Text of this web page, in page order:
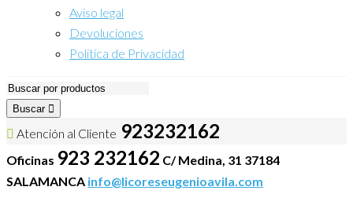
Aviso legal
Devoluciones
Politica de Privacidad
Buscar
Atención al Cliente 923232162
Oficinas 923 232162 C/ Medina, 31 37184
SALAMANCA info@licoreseugenioavila.com